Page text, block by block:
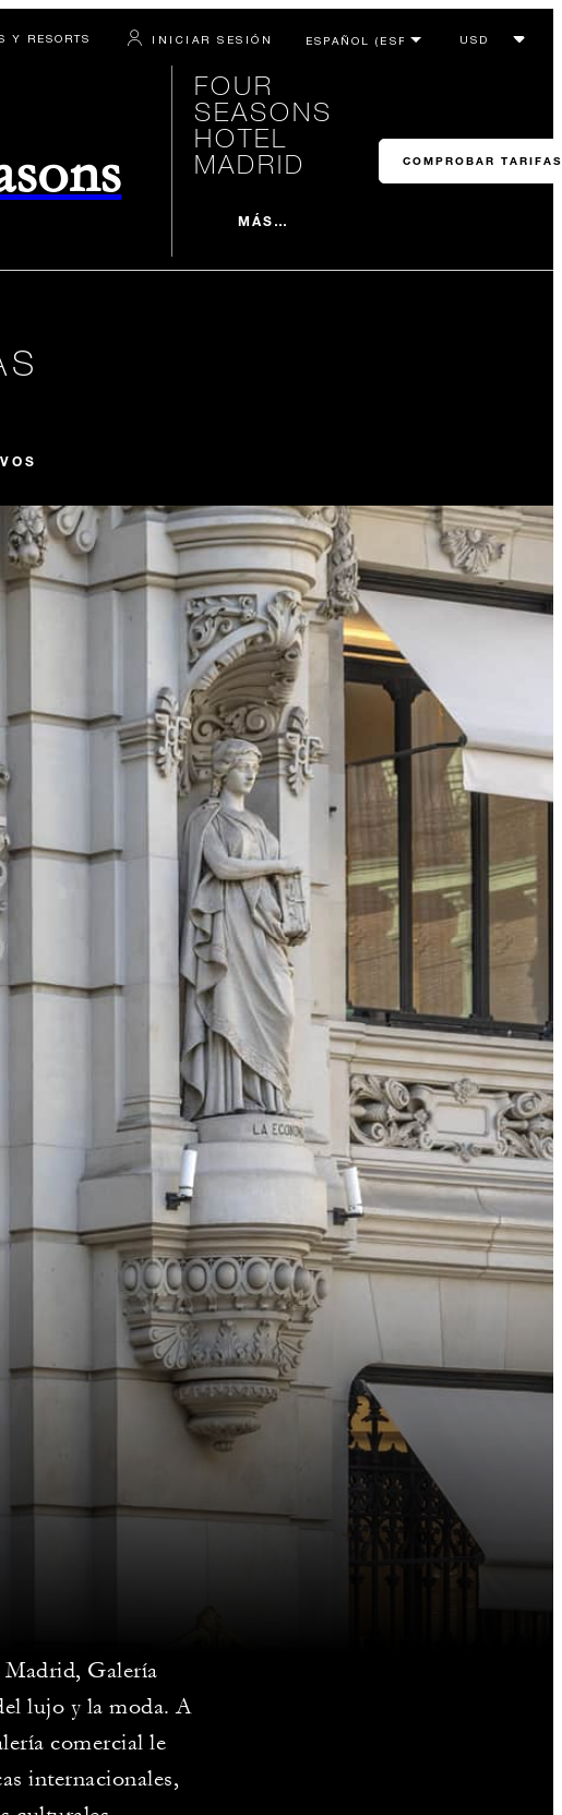
Y RESORTS INICIAR SESIÓN
FOUR
SEASONS
HOTEL
MADRID
MÁS…
COMPROBAR TARIFAS
Madrid, Galería
lujo y la moda. A
comercial le
internacionales,